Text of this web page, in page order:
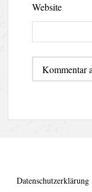
Website
Datenschutzerklärung